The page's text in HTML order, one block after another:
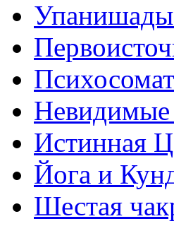
Истинная
Йога и
Шестая